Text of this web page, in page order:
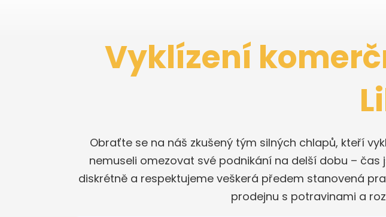
Vyklízení
Obraťte se na náš zkušený tým silných chlapů, kteří
nemuseli omezovat své podnikání na delší dobu –
diskrétně a respektujeme veškerá předem stanovená
prodejnu s potravinami a